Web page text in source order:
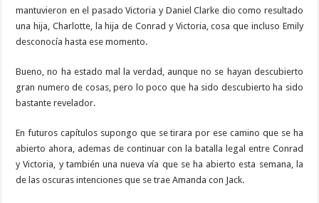
mantuvieron en el pasado Victoria y Daniel Clarke dio como resultado
una hija, Charlotte, la hija de Conrad y Victoria, cosa que incluso Emily
desconocía hasta ese momento.
Bueno, no ha estado mal la verdad, aunque no se hayan descubierto
gran numero de cosas, pero lo poco que ha sido descubierto ha sido
bastante revelador.
En futuros capítulos supongo que se tirara por ese camino que se ha
abierto ahora, ademas de continuar con la batalla legal entre Conrad
y Victoria, y también una nueva vía que se ha abierto esta semana, la
de las oscuras intenciones que se trae Amanda con Jack.